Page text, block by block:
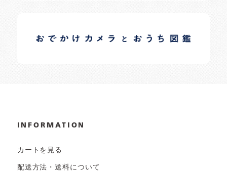
日常の様子など随時更新中です。
INFORMATION
カートを見る
配送方法・送料について